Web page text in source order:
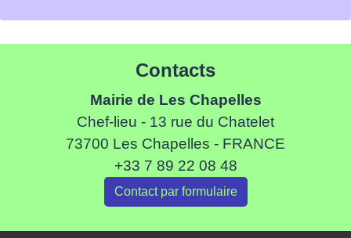
Contacts
Mairie de Les Chapelles
Chef-lieu - 13 rue du Chatelet
73700 Les Chapelles - FRANCE
+33 7 89 22 08 48
Contact par formulaire